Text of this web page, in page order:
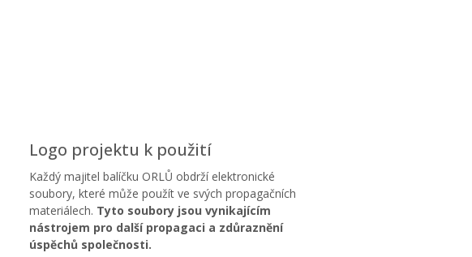
Logo projektu k použití
Každý majitel balíčku ORLŮ obdrží elektronické
soubory, které může použít ve svých propagačních
materiálech. Tyto soubory jsou vynikajícím
nástrojem pro další propagaci a zdůraznění
úspěchů společnosti.